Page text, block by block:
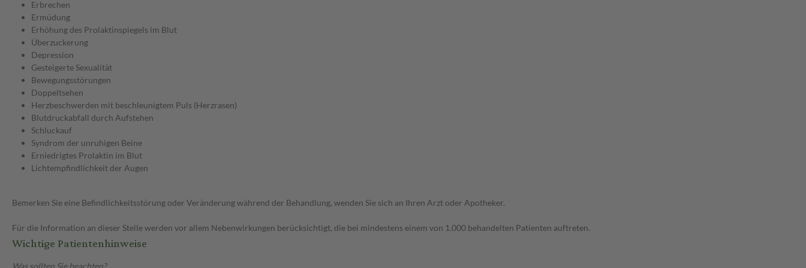
Erbrechen
Ermüdung
Erhöhung des Prolaktinspiegels im Blut
Überzuckerung
Depression
Gesteigerte Sexualität
Bewegungsstörungen
Doppeltsehen
Herzbeschwerden mit beschleunigtem Puls (Herzrasen)
Blutdruckabfall durch Aufstehen
Schluckauf
Syndrom der unruhigen Beine
Erniedrigtes Prolaktin im Blut
Lichtempfindlichkeit der Augen
Bemerken Sie eine Befindlichkeitsstörung oder Veränderung während der Behandlung, wenden Sie sich an Ihren Arzt oder Apotheker.
Für die Information an dieser Stelle werden vor allem Nebenwirkungen berücksichtigt, die bei mindestens einem von 1.000 behandelten Patienten auftreten.
Wichtige Patientenhinweise
Was sollten Sie beachten?